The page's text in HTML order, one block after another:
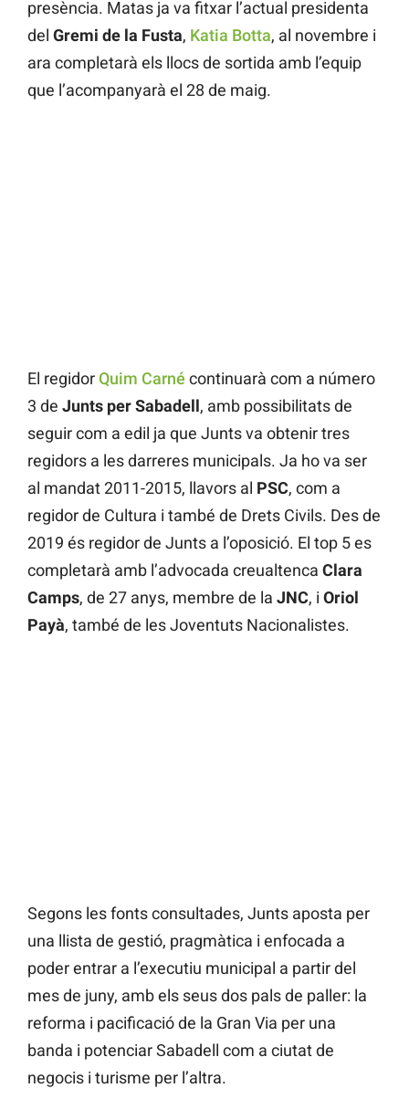
presència. Matas ja va fitxar l’actual presidenta
del Gremi de la Fusta, Katia Botta, al novembre i
ara completarà els llocs de sortida amb l’equip
que l’acompanyarà el 28 de maig.
El regidorQuim Carné continuarà com a número
3 de Junts per Sabadell, amb possibilitats de
seguir com a edil ja que Junts va obtenir tres
regidors a les darreres municipals. Ja ho va ser
al mandat 2011-2015, llavors al PSC, com a
regidor de Cultura i també de Drets Civils. Des de
2019 és regidor de Junts a l’oposició. El top 5 es
completarà amb l’advocada creualtenca Clara
Camps, de 27 anys, membre de la JNC, i Oriol
Payà, també de les Joventuts Nacionalistes.
Segons les fonts consultades, Junts aposta per
una llista de gestió, pragmàtica i enfocada a
poder entrar a l’executiu municipal a partir del
mes de juny, amb els seus dos pals de paller: la
reforma i pacificació de la Gran Via per una
banda i potenciar Sabadell com a ciutat de
negocis i turisme per l’altra.